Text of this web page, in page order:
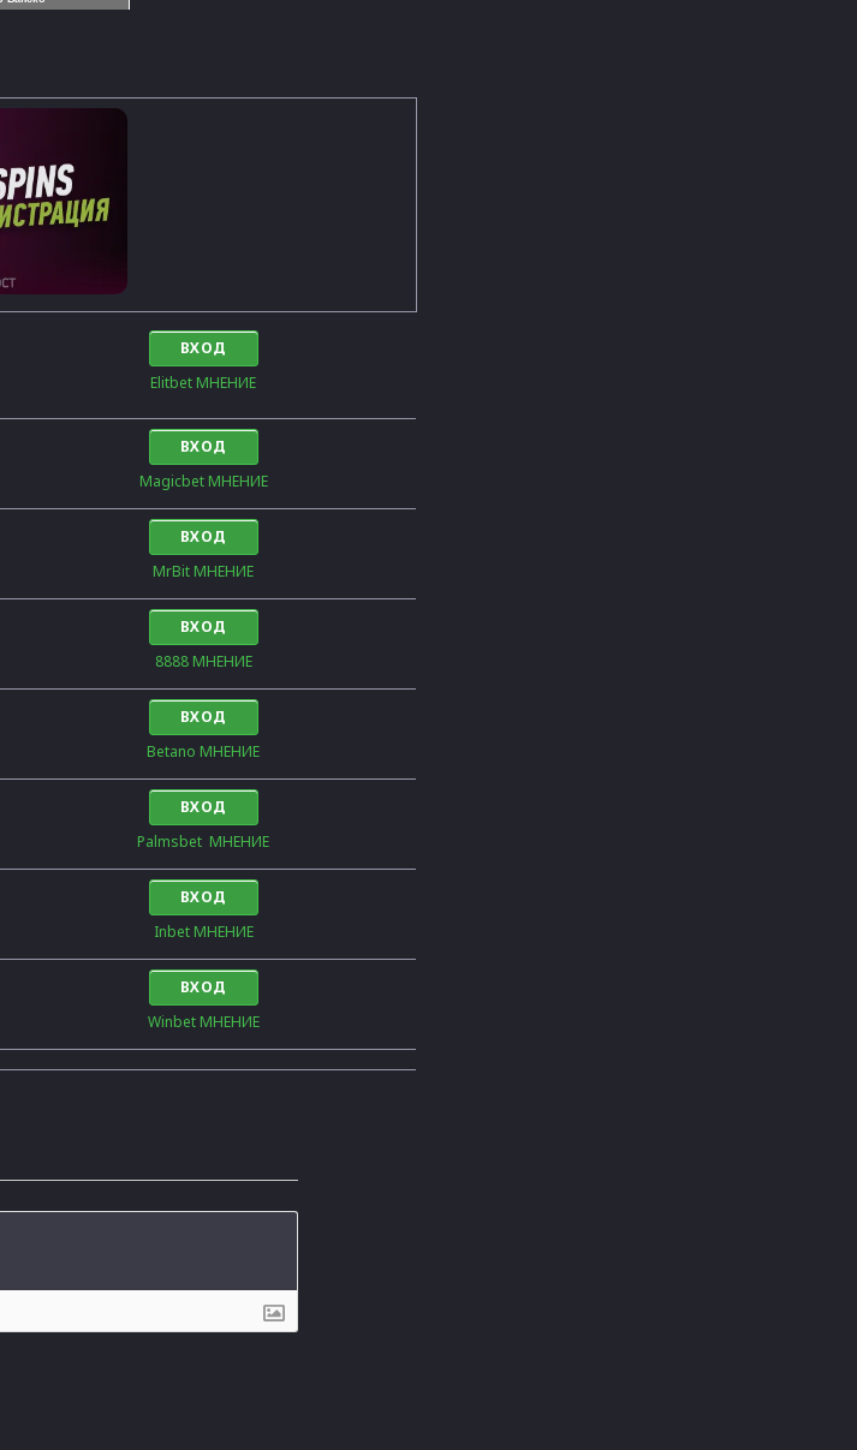
ВХОД
Elitbet МНЕНИЕ
ВХОД
Magicbet МНЕНИЕ
ВХОД
MrBit МНЕНИЕ
ВХОД
8888 МНЕНИЕ
ВХОД
Betano МНЕНИЕ
ВХОД
Palmsbet  МНЕНИЕ
ВХОД
Inbet МНЕНИЕ
ВХОД
Winbet МНЕНИЕ